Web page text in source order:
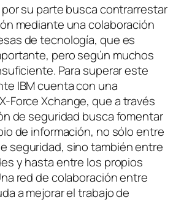
su parte busca contrarrestar
mediante una colaboración
de tecnología, que es
pero según muchos
Para superar este
IBM cuenta con una
Force Xchange, que a través
de seguridad busca fomentar
de información, no sólo entre
seguridad, sino también entre
y hasta entre los propios
red de colaboración entre
a mejorar el trabajo de